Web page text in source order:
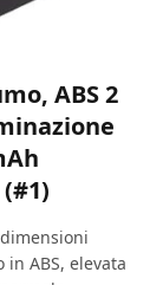
ABS 2
ABS, elevata